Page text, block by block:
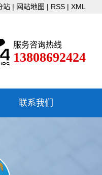
站 | 网站地图 | RSS | XML
服务咨询热线
13808692424
联系我们